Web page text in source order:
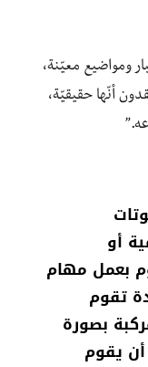
ومواضيع معيّنة،
أنّها حقيقيّة،
أو
بعمل مهام
تقوم
بصورة
يقوم